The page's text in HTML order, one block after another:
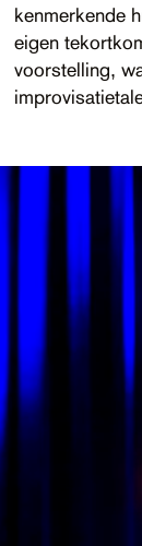
kenmerkende
eigen
voorstelling,